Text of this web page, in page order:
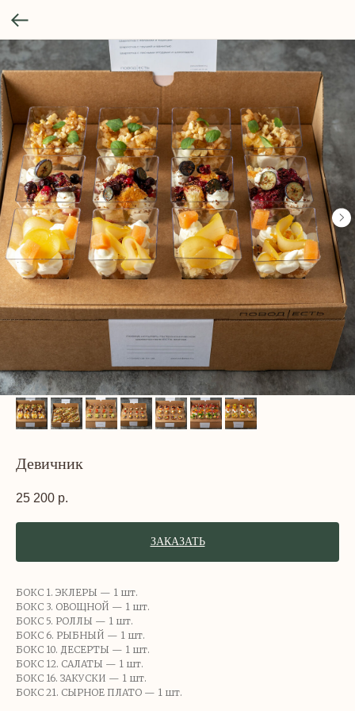
Девичник
25 200 р.
ЗАКАЗАТЬ
БОКС 1. ЭКЛЕРЫ — 1 шт.
БОКС 3. ОВОЩНОЙ — 1 шт.
БОКС 5. РОЛЛЫ — 1 шт.
БОКС 6. РЫБНЫЙ — 1 шт.
БОКС 10. ДЕСЕРТЫ — 1 шт.
БОКС 12. САЛАТЫ — 1 шт.
БОКС 16. ЗАКУСКИ — 1 шт.
БОКС 21. СЫРНОЕ ПЛАТО — 1 шт.